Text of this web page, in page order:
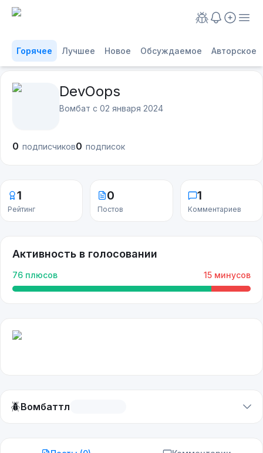
Горячее Лучшее Новое Обсуждаемое Авторское
DevOops
Вомбат с 02 января 2024
0 подписчиков0 подписок
1
Рейтинг
0
Постов
1
Комментариев
Активность в голосовании
76 плюсов 15 минусов
🪲Вомбаттл